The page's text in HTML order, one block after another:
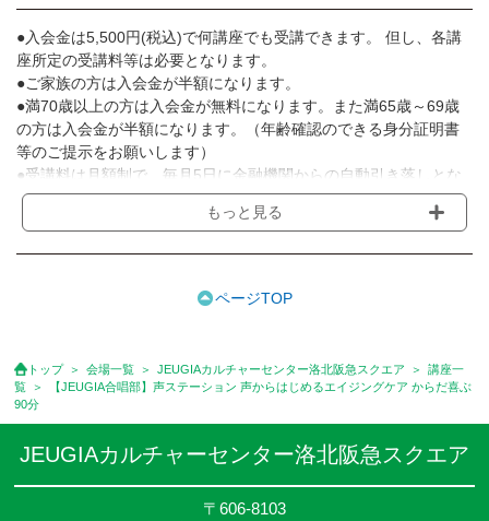
●入会金は5,500円(税込)で何講座でも受講できます。 但し、各講
座所定の受講料等は必要となります。
●ご家族の方は入会金が半額になります。
●満70歳以上の方は入会金が無料になります。また満65歳～69歳
の方は入会金が半額になります。（年齢確認のできる身分証明書
等のご提示をお願いします）
●受講料は月額制で、毎月5日に金融機関からの自動引き落しとな
ります。
※講座によってはお支払い方法が異なる場合がありますのでご確認
ております。また一部の講座では別途傷害保険料も含まれており
●資格認定講座の試験料・認定料などは別途要しますのでお問い合
せください。
●講座は、月4回(週1回),月3回,2回,1回,臨時講座いろいろあります
のでご確認ください。
もっと見る
ページTOP
トップ 会場一覧 JEUGIAカルチャーセンター洛北阪急スクエア
講座一
覧
【JEUGIA合唱部】声ステーション 声からはじめるエイジングケア からだ喜ぶ
90分
JEUGIAカルチャーセンター洛北阪急スクエア
〒606-8103